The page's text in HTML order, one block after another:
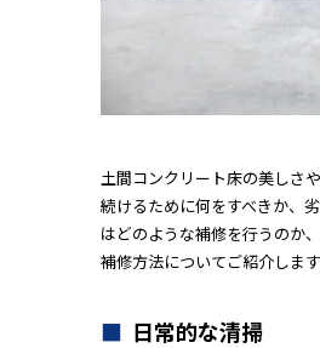
土間コンクリート床の美しさ
続けるために何をすべきか、
はどのような補修を行うのか
補修方法についてご紹介します
日常的な清掃